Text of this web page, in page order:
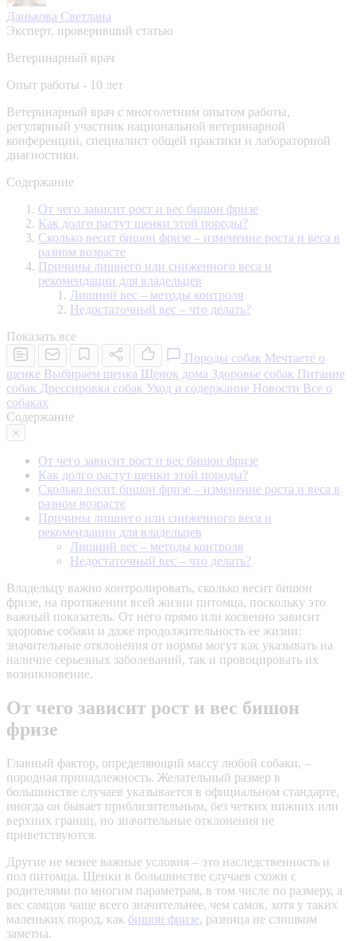
Данькова Светлана
Эксперт, проверивший статью
Ветеринарный врач
Опыт работы - 10 лет
Ветеринарный врач с многолетним опытом работы,
регулярный участник национальной ветеринарной
конференции, специалист общей практики и лабораторной
диагностики.
Содержание
От чего зависит рост и вес бишон фризе
Как долго растут щенки этой породы?
Сколько весит бишон фризе – изменение роста и веса в
разном возрасте
Причины лишнего или сниженного веса и
рекомендации для владельцев
Лишний вес – методы контроля
Недостаточный вес – что делать?
Показать все
Породы собак Мечтаете о
щенке Выбираем щенка Щенок дома Здоровье собак Питание
собак Дрессировка собак Уход и содержание Новости Все о
собаках
Содержание
От чего зависит рост и вес бишон фризе
Как долго растут щенки этой породы?
Сколько весит бишон фризе – изменение роста и веса в
разном возрасте
Причины лишнего или сниженного веса и
рекомендации для владельцев
Лишний вес – методы контроля
Недостаточный вес – что делать?
Владельцу важно контролировать, сколько весит бишон
фризе, на протяжении всей жизни питомца, поскольку это
важный показатель. От него прямо или косвенно зависит
здоровье собаки и даже продолжительность ее жизни:
значительные отклонения от нормы могут как указывать на
наличие серьезных заболеваний, так и провоцировать их
возникновение.
От чего зависит рост и вес бишон
фризе
Главный фактор, определяющий массу любой собаки, –
породная принадлежность. Желательный размер в
большинстве случаев указывается в официальном стандарте,
иногда он бывает приблизительным, без четких нижних или
верхних границ, но значительные отклонения не
приветствуются.
Другие не менее важные условия – это наследственность и
пол питомца. Щенки в большинстве случаев схожи с
родителями по многим параметрам, в том числе по размеру, а
вес самцов чаще всего значительнее, чем самок, хотя у таких
маленьких пород, как бишон фризе, разница не слишком
заметна.